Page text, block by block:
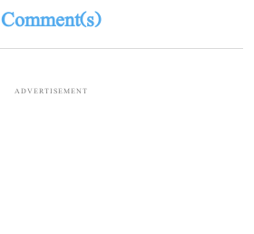
Comment(s)
ADVERTISEMENT